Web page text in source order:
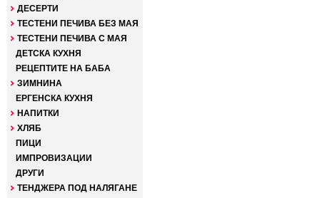
ДЕСЕРТИ
ТЕСТЕНИ ПЕЧИВА БЕЗ МАЯ
ТЕСТЕНИ ПЕЧИВА С МАЯ
ДЕТСКА КУХНЯ
РЕЦЕПТИТЕ НА БАБА
ЗИМНИНА
ЕРГЕНСКА КУХНЯ
НАПИТКИ
ХЛЯБ
ПИЦИ
ИМПРОВИЗАЦИИ
ДРУГИ
ТЕНДЖЕРА ПОД НАЛЯГАНЕ